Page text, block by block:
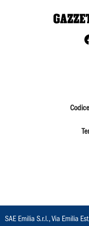
SAE Emilia S.r.l., Via Emilia